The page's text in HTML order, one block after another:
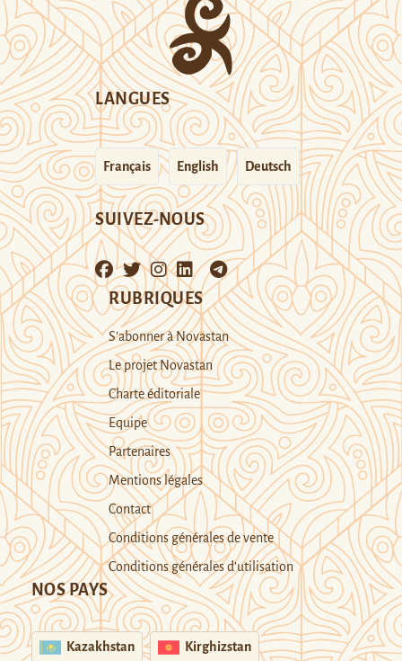
LANGUES
Français English Deutsch
SUIVEZ-NOUS
RUBRIQUES
S’abonner à Novastan
Le projet Novastan
Charte éditoriale
Equipe
Partenaires
Mentions légales
Contact
Conditions générales de vente
Conditions générales d’utilisation
NOS PAYS
Kazakhstan Kirghizstan